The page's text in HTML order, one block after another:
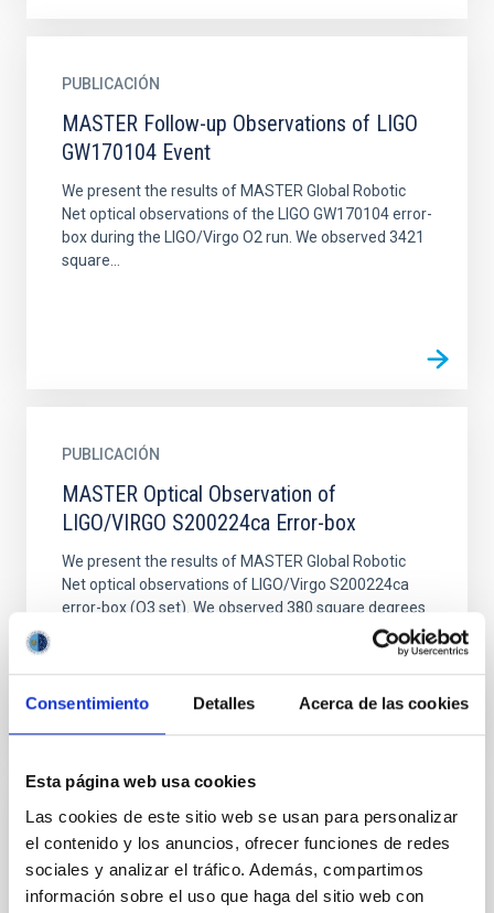
Consentimiento Detalles Acerca de las cookies
Esta página web usa cookies
Las cookies de este sitio web se usan para personalizar
el contenido y los anuncios, ofrecer funciones de redes
sociales y analizar el tráfico. Además, compartimos
información sobre el uso que haga del sitio web con
PUBLICACIÓN
MASTER Follow-up Observations of LIGO
GW170104 Event
We present the results of MASTER Global Robotic
Net optical observations of the LIGO GW170104 error-
box during the LIGO/Virgo O2 run. We observed 3421
square...
PUBLICACIÓN
MASTER Optical Observation of
LIGO/VIRGO S200224ca Error-box
We present the results of MASTER Global Robotic
Net optical observations of LIGO/Virgo S200224ca
error-box (O3 set). We observed 380 square degrees
PUBLICACIÓN
MASTER Optical Observation of
LIGO/VIRGO S200302c Event